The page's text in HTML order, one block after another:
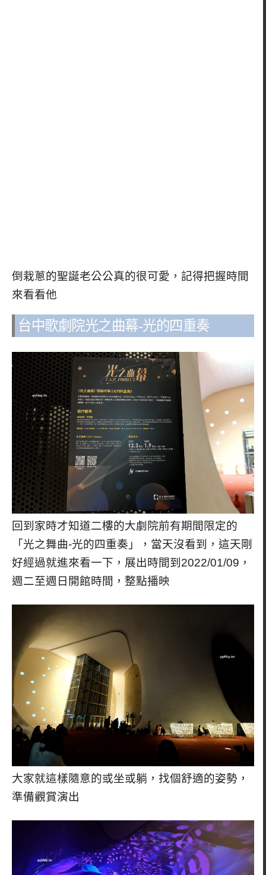
倒栽蔥的聖誕老公公真的很可愛，記得把握時間
來看看他
台中歌劇院光之曲幕-光的四重奏
回到家時才知道二樓的大劇院前有期間限定的
「光之舞曲-光的四重奏」，當天沒看到，這天剛
好經過就進來看一下，展出時間到2022/01/09，
週二至週日開館時間，整點播映
大家就這樣隨意的或坐或躺，找個舒適的姿勢，
準備觀賞演出